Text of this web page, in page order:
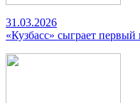
31.03.2026
«Кузбасс» сыграет